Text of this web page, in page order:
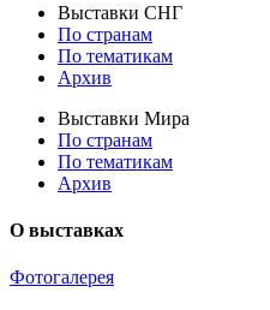
Выставки СНГ
По странам
По тематикам
Архив
Выставки Мира
По странам
По тематикам
Архив
О выставках
Фотогалерея